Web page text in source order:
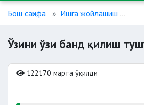
Бош саҳифа Ишга жойлашиш
Ўзини ўзи банд қилиш
122170 марта ўқилди